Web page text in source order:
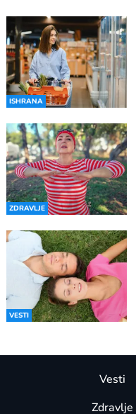
ISHRANA
ZDRAVLJE
VESTI
Vesti
Zdravlje